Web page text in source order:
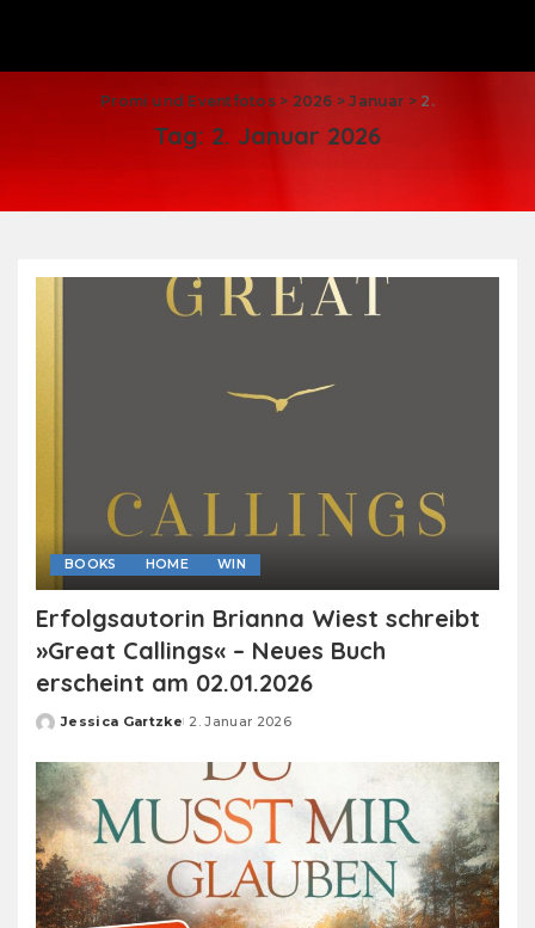
Promi und Eventfotos> 2026 >Januar > 2.
Tag: 2. Januar 2026
BOOKS HOME WIN
Erfolgsautorin Brianna Wiest schreibt
»Great Callings« – Neues Buch
erscheint am 02.01.2026
Posted
Jessica Gartzke 2. Januar 2026